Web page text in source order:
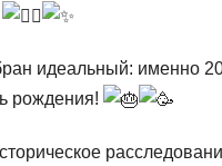
идеальный: именно
рождения!